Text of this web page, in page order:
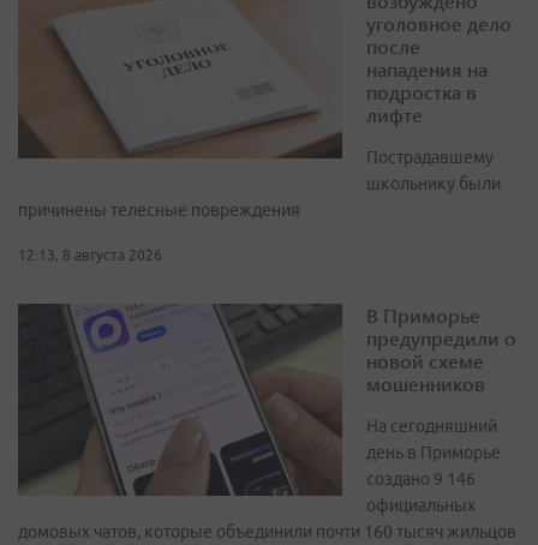
уголовное дело
после
нападения на
подростка в
лифте
Пострадавшему
школьнику были
причинены телесные повреждения
12:13, 8 августа 2026
В Приморье
предупредили о
новой схеме
мошенников
На сегодняшний
день в Приморье
создано 9 146
официальных
домовых чатов, которые объединили почти 160 тысяч жильцов